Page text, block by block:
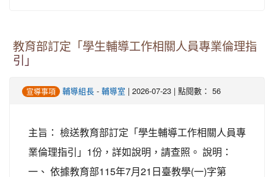
教育部訂定「學生輔導工作相關人員專業倫理指
引」
宣導事項 輔導組長 - 輔導室 | 2026-07-23 | 點閱數： 56
主旨： 檢送教育部訂定「學生輔導工作相關人員專
業倫理指引」1份，詳如說明，請查照。 說明：
一、 依據教育部115年7月21日臺教學(一)字第